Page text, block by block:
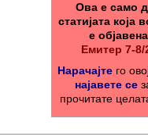
Ова е само
статијата која
е
Емитер 7-8/
Нарачајте го
најавете се
прочитате